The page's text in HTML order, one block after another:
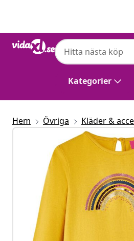
Kategorier
Hem Övriga Kläder &